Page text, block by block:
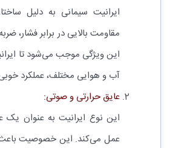
ایرانیت سیمانی به دلیل
مقاومت بالایی در برابر فشار،
این ویژگی موجب می‌شود تا
آب و هوایی مختلف، عملکرد
عایق حرارتی و صوتی:
این نوع ایرانیت به عنوان یک
عمل می‌کند. این خصوصیت